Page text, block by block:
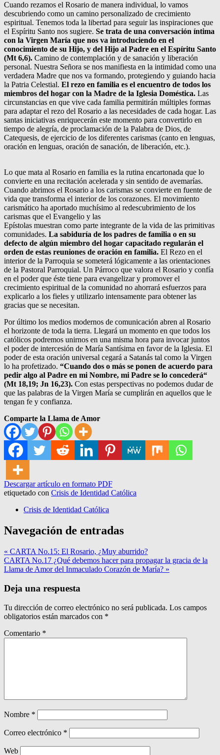
Cuando rezamos el Rosario de manera individual, lo vamos
descubriendo como un camino personalizado de crecimiento
espiritual. Tenemos toda la libertad para seguir las inspiraciones que
el Espíritu Santo nos sugiere. Se trata de una conversación íntima
con la Virgen María que nos va introduciendo en el
conocimiento de su Hijo, y del Hijo al Padre en el Espíritu Santo
(Mt 6,6). Camino de contemplación y de sanación y liberación
personal. Nuestra Señora se nos manifiesta en la intimidad como una
verdadera Madre que nos va formando, protegiendo y guiando hacia
la Patria Celestial. El rezo en familia es el encuentro de todos los
miembros del hogar con la Madre de la Iglesia Doméstica. Las
circunstancias en que vive cada familia permitirán múltiples formas
para adaptar el rezo del Rosario a las necesidades de cada hogar. Las
santas iniciativas enriquecerán este momento para convertirlo en
tiempo de alegría, de proclamación de la Palabra de Dios, de
Catequesis, de ejercicio de los diferentes carismas (canto en lenguas,
oración en lenguas, oración de sanación, de liberación, etc.).
Lo que mata al Rosario en familia es la rutina encartonada que lo
convierte en una recitación acelerada y sin sentido de avemarías.
Cuando abrimos el Rosario a los carismas se convierte en fuente de
vida que transforma el interior de los corazones. El movimiento
carismático ha aportado muchísimo al redescubrimiento de los
carismas que el Evangelio y las
Epístolas muestran como parte integrante de la vida de las primitivas
comunidades. La sabiduría de los padres de familia o en su
defecto de algún miembro del hogar capacitado regularán el
orden de estas reuniones de oración en familia. El Rezo en el
interior de la Parroquia se someterá lógicamente a las orientaciones
de la Pastoral Parroquial. Un Párroco que valora el Rosario y confía
en el poder que éste tiene para evangelizar y promover el
crecimiento espiritual de la comunidad no ahorrará esfuerzos para
explicarlo a los fieles y utilizarlo intensamente para obtener las
gracias que se necesitan.
Por último los medios modernos de comunicación abren al Rosario
el horizonte de toda la tierra. Llegará un momento en que todos los
católicos podremos unirnos en una misma hora para invocar juntos
el poder de intercesión de María Santísima en favor de la Iglesia. El
poder de esta oración universal cegará a Satanás tal como la Virgen
lo ha profetizado. “Cuando dos o más se ponen de acuerdo para
pedir algo al Padre en mi Nombre, mi Padre se lo concederá“
(Mt 18,19; Jn 16,23). Con estas perspectivas no podemos dudar de
que las palabras de la Virgen María se cumplirán en aquellos que le
tengan fe y confianza.
Comparte la Llama de Amor
Descargar artículo en formato PDF
etiquetado con Crisis de Identidad Católica
Crisis de Identidad Católica
Navegación de entradas
« CARTA No.15: El Rosario, ¿Muy aburrido?
CARTA No.17 ¿Qué debemos hacer para propagar la gracia de la
Llama de Amor del Inmaculado Corazón de María? »
Deja una respuesta
Tu dirección de correo electrónico no será publicada. Los campos
obligatorios están marcados con *
Comentario *
Nombre *
Correo electrónico *
Web